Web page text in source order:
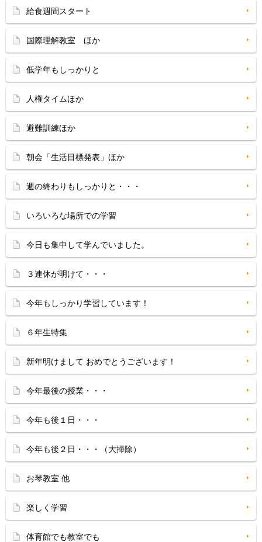
給食週間スタート
国際理解教室 ほか
低学年もしっかりと
人権タイムほか
避難訓練ほか
朝会「生活目標発表」ほか
週の終わりもしっかりと・・・
いろいろな場所での学習
今日も集中して学んでいました。
３連休が明けて・・・
今年もしっかり学習しています！
６年生特集
新年明けまして おめでとうございます！
今年最後の授業・・・
今年も後１日・・・
今年も後２日・・・（大掃除）
お琴教室 他
楽しく学習
体育館でも教室でも